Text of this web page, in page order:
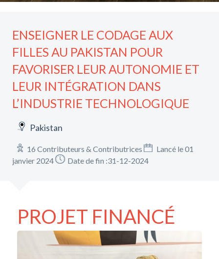
ENSEIGNER LE CODAGE AUX
FILLES AU PAKISTAN POUR
FAVORISER LEUR AUTONOMIE ET
LEUR INTÉGRATION DANS
L’INDUSTRIE TECHNOLOGIQUE
Pakistan
16 Contributeurs & Contributrices
Lancé le 01
janvier 2024
Date de fin :31-12-2024
PROJET FINANCÉ